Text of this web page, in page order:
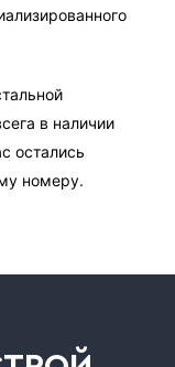
в наличии
остались
номеру.